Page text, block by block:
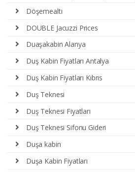
Döşemealtı
DOUBLE Jacuzzi Prices
Duaşakabin Alanya
Duş Kabin Fiyatları Antalya
Duş Kabin Fiyatları Kıbrıs
Duş Teknesi
Duş Teknesi Fiyatları
Duş Teknesi Sifonu Gideri
Duşa kabin
Duşa Kabin Fiyatları